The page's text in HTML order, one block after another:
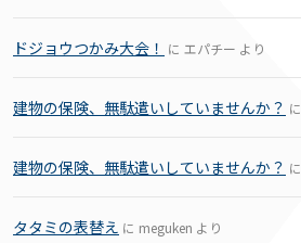
ドジョウつかみ大会！ に エパチー より
建物の保険、無駄遣いしていませんか？ に
建物の保険、無駄遣いしていませんか？ に
タタミの表替え に meguken より